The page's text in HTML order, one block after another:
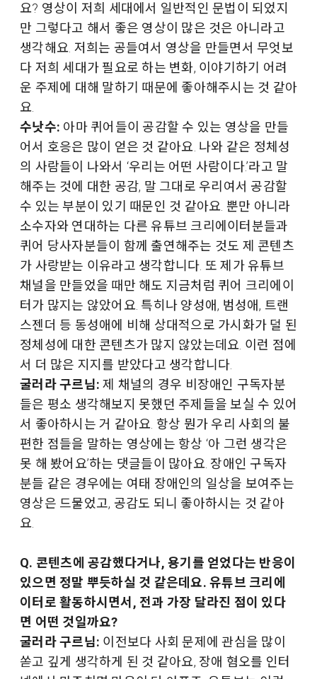
요? 영상이 저희 세대에서 일반적인 문법이 되었지
만 그렇다고 해서 좋은 영상이 많은 것은 아니라고
생각해요. 저희는 공들여서 영상을 만들면서 무엇보
다 저희 세대가 필요로 하는 변화, 이야기하기 어려
운 주제에 대해 말하기 때문에 좋아해주시는 것 같아
요.
수낫수: 아마 퀴어들이 공감할 수 있는 영상을 만들
어서 호응은 많이 얻은 것 같아요. 나와 같은 정체성
의 사람들이 나와서 ‘우리는 어떤 사람이다.’라고 말
해주는 것에 대한 공감, 말 그대로 우리여서 공감할
수 있는 부분이 있기 때문인 것 같아요. 뿐만 아니라
소수자와 연대하는 다른 유튜브 크리에이터분들과
퀴어 당사자분들이 함께 출연해주는 것도 제 콘텐츠
가 사랑받는 이유라고 생각합니다. 또 제가 유튜브
채널을 만들었을 때만 해도 지금처럼 퀴어 크리에이
터가 많지는 않았어요. 특히나 양성애, 범성애, 트랜
스젠더 등 동성애에 비해 상대적으로 가시화가 덜 된
정체성에 대한 콘텐츠가 많지 않았는데요. 이런 점에
서 더 많은 지지를 받았다고 생각합니다.
굴러라 구르님: 제 채널의 경우 비장애인 구독자분
들은 평소 생각해보지 못했던 주제들을 보실 수 있어
서 좋아하시는 거 같아요. 항상 뭔가 우리 사회의 불
편한 점들을 말하는 영상에는 항상 ‘아 그런 생각은
못 해 봤어요’하는 댓글들이 많아요. 장애인 구독자
분들 같은 경우에는 여태 장애인의 일상을 보여주는
영상은 드물었고, 공감도 되니 좋아하시는 것 같아
요.
Q. 콘텐츠에 공감했다거나, 용기를 얻었다는 반응이
있으면 정말 뿌듯하실 것 같은데요. 유튜브 크리에
이터로 활동하시면서, 전과 가장 달라진 점이 있다
면 어떤 것일까요?
굴러라 구르님: 이전보다 사회 문제에 관심을 많이
쏟고 깊게 생각하게 된 것 같아요, 장애 혐오를 인터